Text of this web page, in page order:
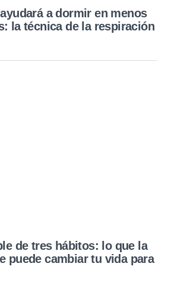
correo electrónico y web
para la próxima vez que
a dormir en menos
la técnica de la respiración
de tres hábitos: lo que la
puede cambiar tu vida para